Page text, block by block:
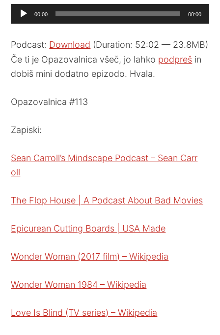
Audio
Player
00:00 00:00
Podcast: Download (Duration: 52:02 — 23.8MB)
Če ti je Opazovalnica všeč, jo lahko podpreš in
dobiš mini dodatno epizodo. Hvala.
Opazovalnica #113
Zapiski:
Sean Carroll’s Mindscape Podcast – Sean Carr
oll
The Flop House | A Podcast About Bad Movies
Epicurean Cutting Boards | USA Made
Wonder Woman (2017 film) – Wikipedia
Wonder Woman 1984 – Wikipedia
Love Is Blind (TV series) – Wikipedia